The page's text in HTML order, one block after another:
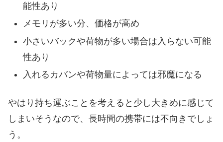
能性あり
メモリが多い分、価格が高め
小さいバックや荷物が多い場合は入らない可能
性あり
入れるカバンや荷物量によっては邪魔になる
やはり持ち運ぶことを考えると少し大きめに感じて
しまいそうなので、長時間の携帯には不向きでしょ
う。